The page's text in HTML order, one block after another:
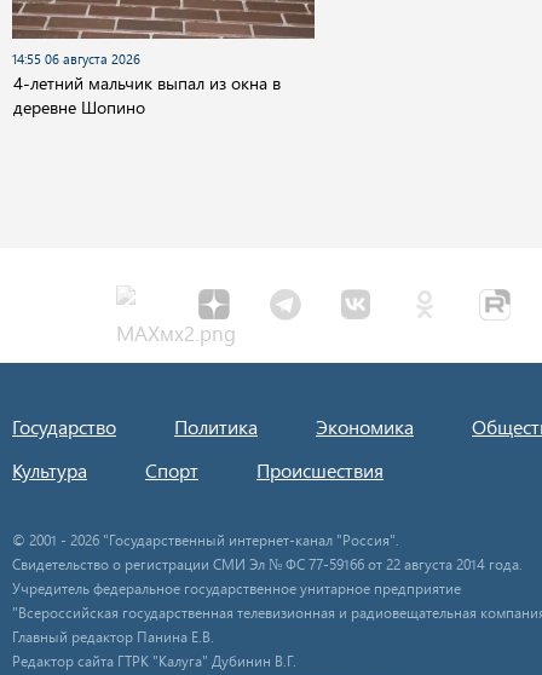
14:55 06 августа 2026
4-летний мальчик выпал из окна в
деревне Шопино
Государство Политика Экономика
Культура
Спорт Происшествия
© 2001 - 2026 "Государственный интернет-канал "Россия".
Свидетельство о регистрации СМИ Эл № ФС 77-59166 от 22 августа 2014 года.
Учредитель федеральное государственное унитарное предприятие
"Всероссийская государственная телевизионная и радиовещательная
Главный редактор Панина Е.В.
Редактор сайта ГТРК "Калуга" Дубинин В.Г.